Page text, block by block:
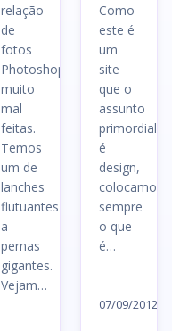
relação
de
fotos
Photoshopadas
muito
mal
feitas.
Temos
um de
lanches
flutuantes
a
pernas
gigantes.
Vejam…
Como
este é
um
site
que o
assunto
primordial
é
design,
colocamos
sempre
o que
é…
07/09/2012